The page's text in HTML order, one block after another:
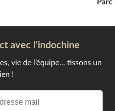
avec l'indochine
vie de l’équipe... tissons un
lien !